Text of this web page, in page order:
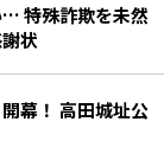
特殊詐欺を未然
状
幕！ 高田城址公